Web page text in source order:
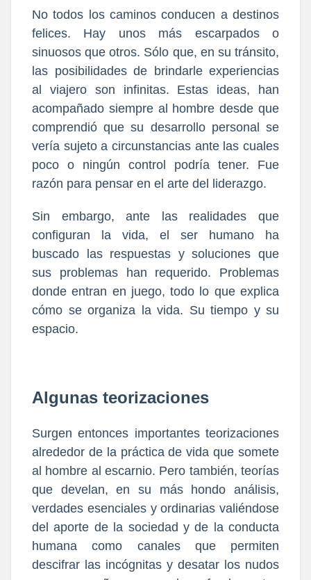
No todos los caminos conducen a destinos
felices. Hay unos más escarpados o
sinuosos que otros. Sólo que, en su tránsito,
las posibilidades de brindarle experiencias
al viajero son infinitas. Estas ideas, han
acompañado siempre al hombre desde que
comprendió que su desarrollo personal se
vería sujeto a circunstancias ante las cuales
poco o ningún control podría tener. Fue
razón para pensar en el arte del liderazgo.
Sin embargo, ante las realidades que
configuran la vida, el ser humano ha
buscado las respuestas y soluciones que
sus problemas han requerido. Problemas
donde entran en juego, todo lo que explica
cómo se organiza la vida. Su tiempo y su
espacio.
Algunas teorizaciones
Surgen entonces importantes teorizaciones
alrededor de la práctica de vida que somete
al hombre al escarnio. Pero también, teorías
que develan, en su más hondo análisis,
verdades esenciales y ordinarias valiéndose
del aporte de la sociedad y de la conducta
humana como canales que permiten
descifrar las incógnitas y desatar los nudos